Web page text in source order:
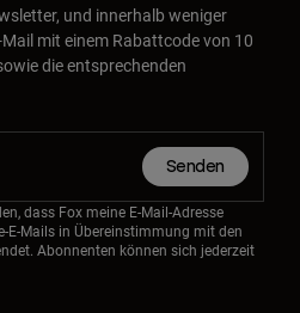
und innerhalb weniger
mit einem Rabattcode von 10
die entsprechenden
Senden
dass Fox meine E-Mail-Adresse
E-Mails in Übereinstimmung mit den
Abonnenten können sich jederzeit